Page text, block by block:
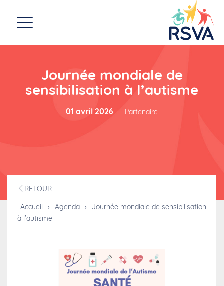
Journée mondiale de
sensibilisation à l’autisme
01 avril 2026 Partenaire
RETOUR
Accueil
› Agenda ›
Journée mondiale de sensibilisation
à l’autisme